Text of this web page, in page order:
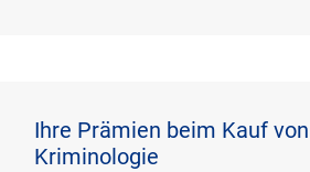
Ihre Prämien beim Kauf
Kriminologie